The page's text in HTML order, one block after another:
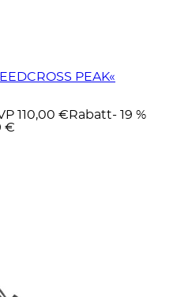
PEAK«
110,00 € Rabatt- 19 %
€